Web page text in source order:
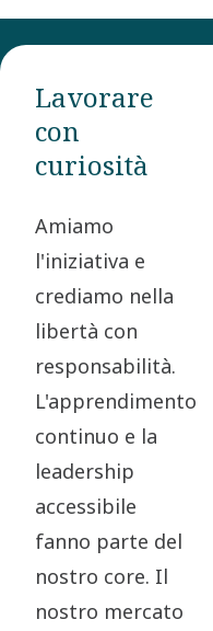
Lavorare
con
curiosità
Amiamo
l'iniziativa e
crediamo nella
libertà con
responsabilità.
L'apprendimento
continuo e la
leadership
accessibile
fanno parte del
nostro core. Il
nostro mercato